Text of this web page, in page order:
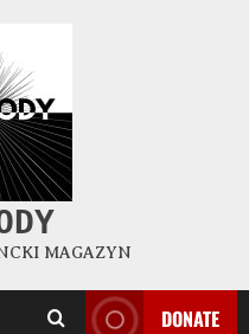
MAGAZYN
DONATE